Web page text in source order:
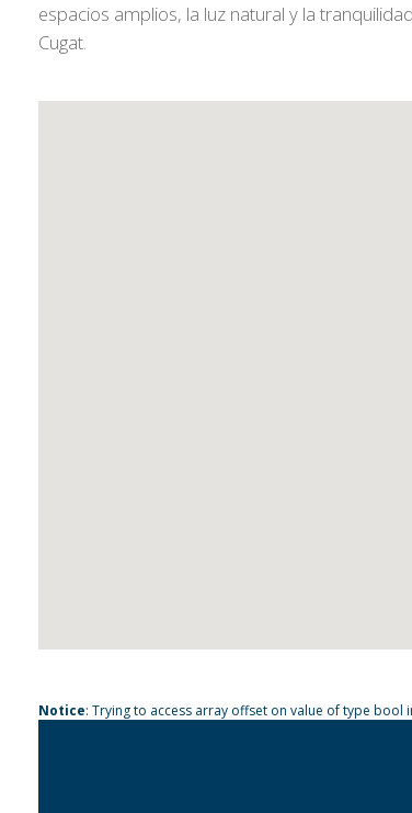
espacios amplios, la luz natural y la
Cugat.
Notice: Trying to access array offset on value of type bool